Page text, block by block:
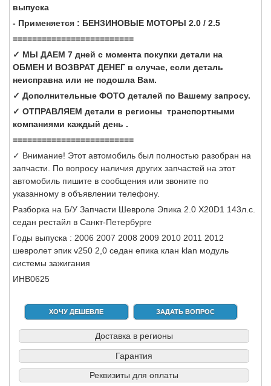
выпуска
- Применяется : БЕНЗИНОВЫЕ МОТОРЫ 2.0 / 2.5
=========================
✓ МЫ ДАЕМ 7 дней с момента покупки детали на
ОБМЕН И ВОЗВРАТ ДЕНЕГ в случае, если деталь
неисправна или не подошла Вам.
✓ Дополнительные ФОТО деталей по Вашему запросу.
✓ ОТПРАВЛЯЕМ детали в регионы транспортными
компаниями каждый день .
=========================
✓ Внимание! Этот автомобиль был полностью разобран на
запчасти. По вопросу наличия других запчастей на этот
автомобиль пишите в сообщения или звоните по
указанному в объявлении телефону.
Разборка на Б/У Запчасти Шевроле Эпика 2.0 X20D1 143л.с.
седан рестайл в Санкт-Петербурге
Годы выпуска : 2006 2007 2008 2009 2010 2011 2012
шевролет эпик v250 2,0 седан епика клан klan модуль
системы зажигания
ИНВ0625
ХОЧУ ДЕШЕВЛЕ ЗАДАТЬ ВОПРОС
Доставка в регионы
Гарантия
Реквизиты для оплаты